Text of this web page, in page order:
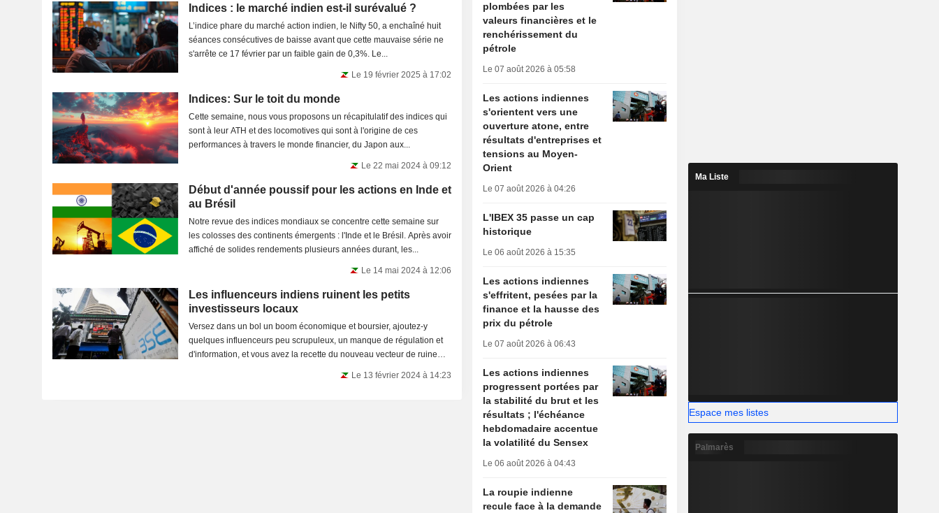
Indices : le marché indien est-il surévalué ?
L’indice phare du marché action indien, le Nifty 50, a enchaîné huit
séances consécutives de baisse avant que cette mauvaise série ne
s'arrête ce 17 février par un faible gain de 0,3%. Le...
Le 19 février 2025 à 17:02
Indices: Sur le toit du monde
Cette semaine, nous vous proposons un récapitulatif des indices qui
sont à leur ATH et des locomotives qui sont à l'origine de ces
performances à travers le monde financier, du Japon aux...
Le 22 mai 2024 à 09:12
Début d'année poussif pour les actions en Inde et
au Brésil
Notre revue des indices mondiaux se concentre cette semaine sur
les colosses des continents émergents : l'Inde et le Brésil. Après avoir
affiché de solides rendements plusieurs années durant, les...
Le 14 mai 2024 à 12:06
Les influenceurs indiens ruinent les petits
investisseurs locaux
Versez dans un bol un boom économique et boursier, ajoutez-y
quelques influenceurs peu scrupuleux, un manque de régulation et
d'information, et vous avez la recette du nouveau vecteur de ruine
Le 13 février 2024 à 14:23
plombées par les
valeurs financières et le
renchérissement du
pétrole
Le 07 août 2026 à 05:58
Les actions indiennes
s'orientent vers une
ouverture atone, entre
résultats d'entreprises et
tensions au Moyen-
Orient
Le 07 août 2026 à 04:26
L'IBEX 35 passe un cap
historique
Le 06 août 2026 à 15:35
Les actions indiennes
s'effritent, pesées par la
finance et la hausse des
prix du pétrole
Le 07 août 2026 à 06:43
Les actions indiennes
progressent portées par
la stabilité du brut et les
résultats ; l'échéance
hebdomadaire accentue
la volatilité du Sensex
Le 06 août 2026 à 04:43
La roupie indienne
recule face à la demande
Ma Liste
Espace mes listes
Palmarès